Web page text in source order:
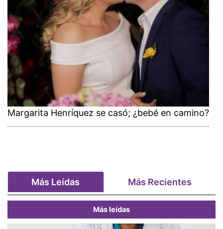
Margarita Henríquez se casó; ¿bebé en camino?
Más Leídas Más Recientes
Más leídas